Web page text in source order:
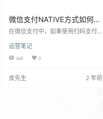
微信支付NATIVE方式如何设
置多个回调地址解决办法
在微信支付中，如果使用扫码支付
置一个回调地址，当需要给多个域
名配置支付接口的时候就出现了问
台，但它们使用不同的域名区分业
运营笔记
440 0
皮先生 2 年前